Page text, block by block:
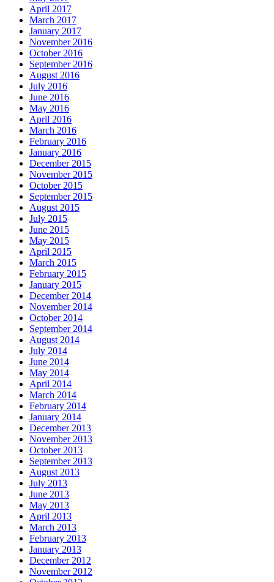
April 2017
March 2017
January 2017
November 2016
October 2016
September 2016
August 2016
July 2016
June 2016
May 2016
April 2016
March 2016
February 2016
January 2016
December 2015
November 2015
October 2015
September 2015
August 2015
July 2015
June 2015
May 2015
April 2015
March 2015
February 2015
January 2015
December 2014
November 2014
October 2014
September 2014
August 2014
July 2014
June 2014
May 2014
April 2014
March 2014
February 2014
January 2014
December 2013
November 2013
October 2013
September 2013
August 2013
July 2013
June 2013
May 2013
April 2013
March 2013
February 2013
January 2013
December 2012
November 2012